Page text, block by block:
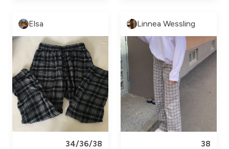
Elsa
34/36/38
Linnea Wessling
38